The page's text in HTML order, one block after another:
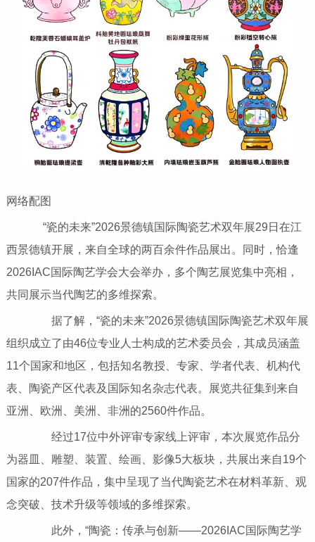
网络配图
“瓷的未来”2026景德镇国际陶瓷艺术双年展29日在江
西景德镇开展，来自全球的两百余件作品展出。同时，恰逢
2026IAC国际陶艺学会大会举办，多个陶艺展览集中亮相，
共同展示当代陶艺的多维探索。
据了解，“瓷的未来”2026景德镇国际陶瓷艺术双年展
组织成立了由46位专业人士构成的艺术委员会，其成员涵盖
11个国家和地区，包括知名教授、专家、学者代表、机构代
表、陶瓷产区代表及国际知名杂志代表。展览共征集到来自
亚洲、欧洲、美洲、非洲的2560件作品。
经过17位中外评审专家线上评审，本次展览作品分
为器皿、雕塑、装置、绘画、影像5大板块，共展出来自19个
国家的207件作品，集中呈现了当代陶瓷艺术在材料革新、观
念突破、技术升级等领域的多维探索。
此外，“陶瓷：传承与创新——2026IAC国际陶艺学